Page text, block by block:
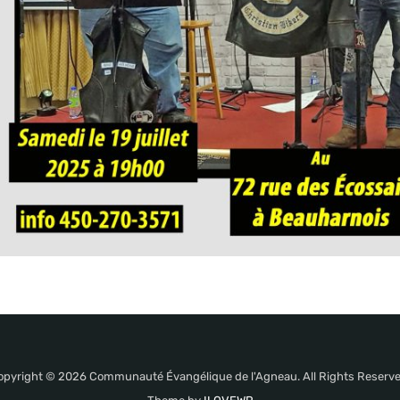
© 2026 Communauté Évangélique de l'Agneau. All Rights